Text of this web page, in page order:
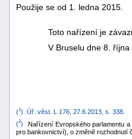
Použije se od 1. ledna 2015.
Toto nařízení je
V Bruselu dne 8. října
(1) Úř. věst. L 176, 27.6.2013, s. 338
(2) Nařízení Evropského parlamentu
pro bankovnictví), o změně rozhodnutí